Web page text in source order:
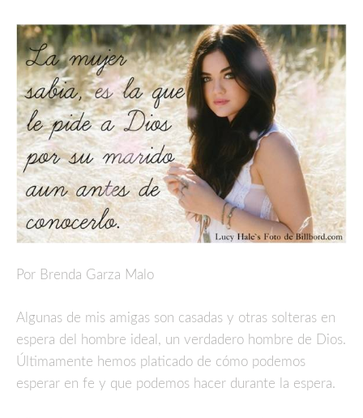
Por Brenda Garza Malo
Algunas de mis amigas son casadas y otras solteras en
espera del hombre ideal, un verdadero hombre de Dios.
Últimamente hemos platicado de cómo podemos
esperar en fe y que podemos hacer durante la espera.